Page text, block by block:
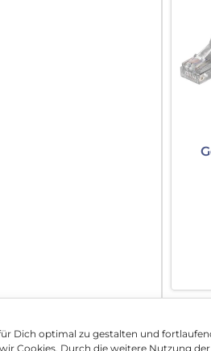
Dich optimal zu gestalten und
Cookies. Durch die weitere Nutzung